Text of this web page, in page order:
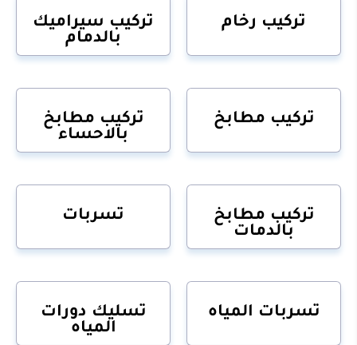
تركيب رخام
تركيب سيراميك
بالدمام
تركيب مطابخ
تركيب مطابخ
بالاحساء
تركيب مطابخ
بالدمات
تسربات
تسربات المياه
تسليك دورات
المياه